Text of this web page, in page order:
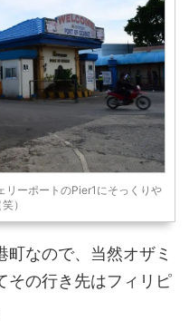
リーポートのPier1にそっくりや
）
町なので、当然オザミ
その行き先はフィリピ